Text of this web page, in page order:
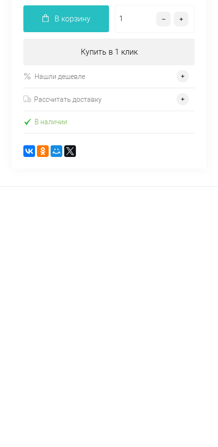
В корзину
Купить в 1 клик
Нашли дешевле
Рассчитать доставку
В наличии